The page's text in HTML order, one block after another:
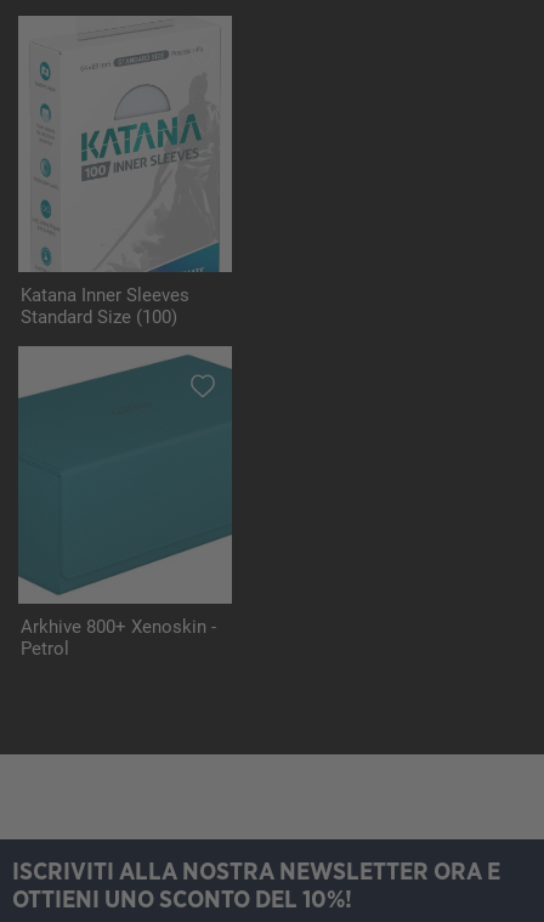
Katana Inner Sleeves
Standard Size (100)
Arkhive 800+ Xenoskin -
Petrol
ISCRIVITI ALLA NOSTRA NEWSLETTER ORA E
OTTIENI UNO SCONTO DEL 10%!